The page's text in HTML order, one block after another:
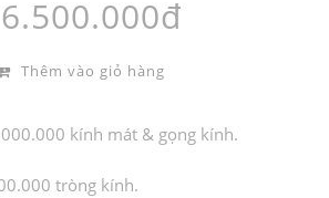
Thêm vào giỏ hàng
kính mát & gọng kính.
tròng kính.